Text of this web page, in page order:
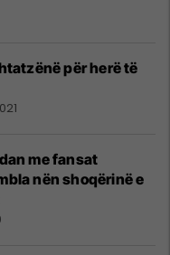
për herë të
me fansat
nën shoqërinë e